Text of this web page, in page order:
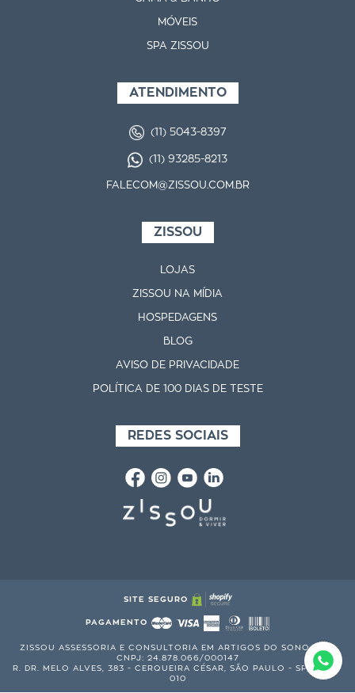
MÓVEIS
SPA ZISSOU
ATENDIMENTO
(11) 5043-8397
(11) 93285-8213
FALECOM@ZISSOU.COM.BR
ZISSOU
LOJAS
ZISSOU NA MÍDIA
HOSPEDAGENS
BLOG
AVISO DE PRIVACIDADE
POLÍTICA DE 100 DIAS DE TESTE
REDES SOCIAIS
SITE SEGURO
PAGAMENTO
ZISSOU ASSESSORIA E CONSULTORIA EM ARTIGOS DO SONO S.A. |
CNPJ: 24.878.066/000147
R. DR. MELO ALVES, 383 - CERQUEIRA CÉSAR, SÃO PAULO - SP, 01417-
010